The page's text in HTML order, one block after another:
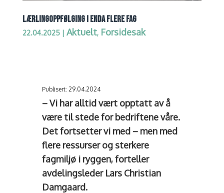
LÆRLINGOPPFØLGING I ENDA FLERE FAG
22.04.2025| Aktuelt, Forsidesak
Publisert: 29.04.2024
– Vi har alltid vært opptatt av å
være til stede for bedriftene våre.
Det fortsetter vi med – men med
flere ressurser og sterkere
fagmiljø i ryggen, forteller
avdelingsleder Lars Christian
Damgaard.